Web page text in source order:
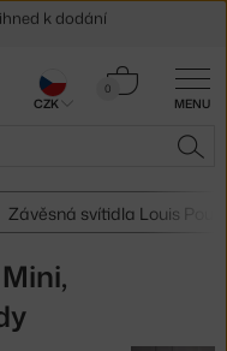
MENU
0
Košík
Závěsná svítidla Louis
CZK